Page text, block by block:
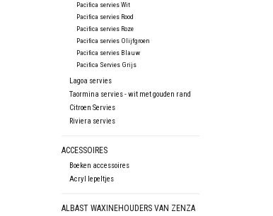
Pacifica servies Wit
Pacifica servies Rood
Pacifica servies Roze
Pacifica servies Olijfgroen
Pacifica servies Blauw
Pacifica Servies Grijs
Lagoa servies
Taormina servies - wit met gouden rand
Citroen Servies
Riviera servies
ACCESSOIRES
Boeken accessoires
Acryl lepeltjes
ALBAST WAXINEHOUDERS VAN ZENZA